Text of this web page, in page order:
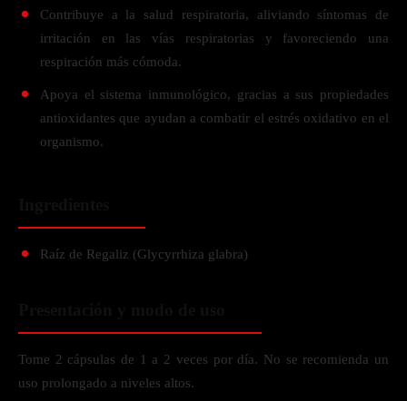
Contribuye a la salud respiratoria, aliviando síntomas de
irritación en las vías respiratorias y favoreciendo una
respiración más cómoda.
Apoya el sistema inmunológico, gracias a sus propiedades
antioxidantes que ayudan a combatir el estrés oxidativo en el
organismo.
Raíz de Regaliz (Glycyrrhiza glabra)
Tome 2 cápsulas de 1 a 2 veces por día. No se recomienda un
uso prolongado a niveles altos.